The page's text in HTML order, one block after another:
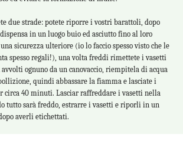
due strade: potete riporre i vostri barattoli, dopo
in un luogo buio ed asciutto fino al loro
sicurezza ulteriore (io lo faccio spesso visto che le
spesso regali!), una volta freddi rimettete i vasetti
ognuno da un canovaccio, riempitela di acqua
quindi abbassare la fiamma e lasciate i
circa 40 minuti. Lasciar raffreddare i vasetti nella
tutto sarà freddo, estrarre i vasetti e riporli in un
averli etichettati.